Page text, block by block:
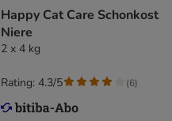
Happy Cat Care Schonkost
Niere
2 x 4 kg
Rating: 4.3/5 (6)